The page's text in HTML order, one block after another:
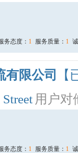
务态度： 1 服务质量： 1
有限公司 【
用户对
务态度： 1 服务质量： 1